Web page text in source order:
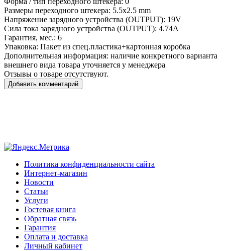
Размеры переходного штекера: 5.5x2.5 mm
Напряжение зарядного устройства (OUTPUT): 19V
Сила тока зарядного устройства (OUTPUT): 4.74A
Гарантия, мес.: 6
Упаковка: Пакет из спец.пластика+картонная коробка
Дополнительная информация: наличие конкретного варианта
внешнего вида товара уточняется у менеджера
Отзывы о товаре отсутствуют.
Добавить комментарий
Политика конфиденциальности сайта
Интернет-магазин
Новости
Статьи
Услуги
Гостевая книга
Обратная связь
Гарантия
Оплата и доставка
Личный кабинет